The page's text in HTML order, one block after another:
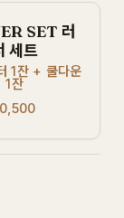
SET 러
세트
1잔 + 쿨다운
1잔